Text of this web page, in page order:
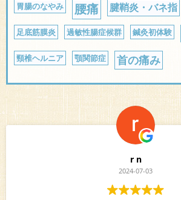
胃腸のなやみ 腰痛 腱鞘炎・バネ指
足底筋膜炎 過敏性腸症候群 鍼灸初体験
頸椎ヘルニア 顎関節症 首の痛み
ジュンコ
2024-06-17